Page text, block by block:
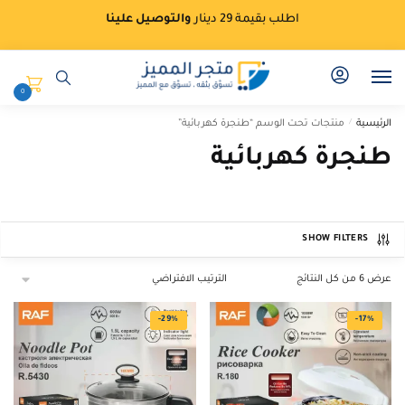
navigation
content
اطلب بقيمة 29 دينار والتوصيل علينا
0
الرئيسية / منتجات تحت الوسم “طنجرة كهربائية”
طنجرة كهربائية
SHOW FILTERS
عرض ⁦6⁩ من كل النتائج
-17%
-29%